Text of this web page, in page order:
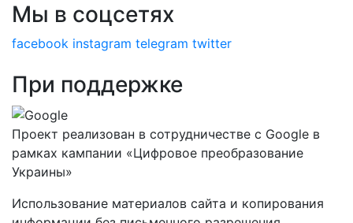
Мы в соцсетях
facebook instagram telegram twitter
При поддержке
Проект реализован в сотрудничестве с Google в
рамках кампании «Цифровое преобразование
Украины»
Использование материалов сайта и копирования